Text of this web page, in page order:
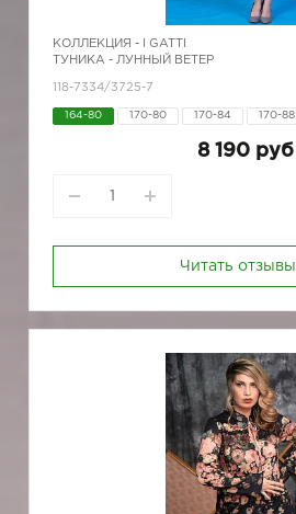
КОЛЛЕКЦИЯ -
I GATTI
ТУНИКА - ЛУННЫЙ ВЕТЕР
118-7334/3725-7
164-80 170-80 170-84 170-88
8 190 руб
Читать отзывы